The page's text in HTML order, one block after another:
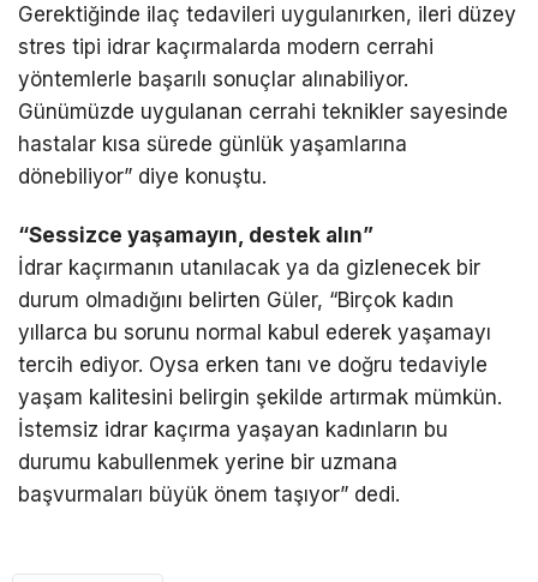
Gerektiğinde ilaç tedavileri uygulanırken, ileri düzey
stres tipi idrar kaçırmalarda modern cerrahi
yöntemlerle başarılı sonuçlar alınabiliyor.
Günümüzde uygulanan cerrahi teknikler sayesinde
hastalar kısa sürede günlük yaşamlarına
dönebiliyor” diye konuştu.
“Sessizce yaşamayın, destek alın”
İdrar kaçırmanın utanılacak ya da gizlenecek bir
durum olmadığını belirten Güler, “Birçok kadın
yıllarca bu sorunu normal kabul ederek yaşamayı
tercih ediyor. Oysa erken tanı ve doğru tedaviyle
yaşam kalitesini belirgin şekilde artırmak mümkün.
İstemsiz idrar kaçırma yaşayan kadınların bu
durumu kabullenmek yerine bir uzmana
başvurmaları büyük önem taşıyor” dedi.